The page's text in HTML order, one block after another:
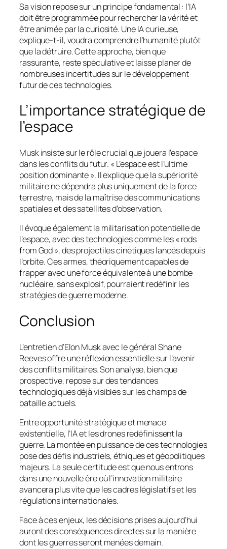
Sa vision repose sur un principe fondamental : l’IA
doit être programmée pour rechercher la vérité et
être animée par la curiosité. Une IA curieuse,
explique-t-il, voudra comprendre l’humanité plutôt
que la détruire. Cette approche, bien que
rassurante, reste spéculative et laisse planer de
nombreuses incertitudes sur le développement
futur de ces technologies.
L’importance stratégique de
l’espace
Musk insiste sur le rôle crucial que jouera l’espace
dans les conflits du futur. « L’espace est l’ultime
position dominante ». Il explique que la supériorité
militaire ne dépendra plus uniquement de la force
terrestre, mais de la maîtrise des communications
spatiales et des satellites d’observation.
Il évoque également la militarisation potentielle de
l’espace, avec des technologies comme les « rods
from God », des projectiles cinétiques lancés depuis
l’orbite. Ces armes, théoriquement capables de
frapper avec une force équivalente à une bombe
nucléaire, sans explosif, pourraient redéfinir les
stratégies de guerre moderne.
Conclusion
L’entretien d’Elon Musk avec le général Shane
Reeves offre une réflexion essentielle sur l’avenir
des conflits militaires. Son analyse, bien que
prospective, repose sur des tendances
technologiques déjà visibles sur les champs de
bataille actuels.
Entre opportunité stratégique et menace
existentielle, l’IA et les drones redéfinissent la
guerre. La montée en puissance de ces technologies
pose des défis industriels, éthiques et géopolitiques
majeurs. La seule certitude est que nous entrons
dans une nouvelle ère où l’innovation militaire
avancera plus vite que les cadres législatifs et les
régulations internationales.
Face à ces enjeux, les décisions prises aujourd’hui
auront des conséquences directes sur la manière
dont les guerres seront menées demain.